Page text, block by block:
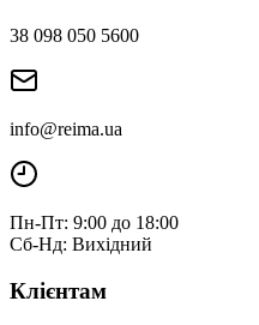
38 098 050 5600
info@reima.ua
Пн-Пт: 9:00 до 18:00
Сб-Нд: Вихідний
Клієнтам